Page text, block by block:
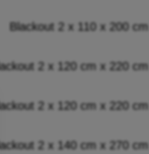
Blackout 2 x 110 x 200 cm
2 x 120 cm x 220 cm
2 x 120 cm x 220 cm
2 x 140 cm x 270 cm